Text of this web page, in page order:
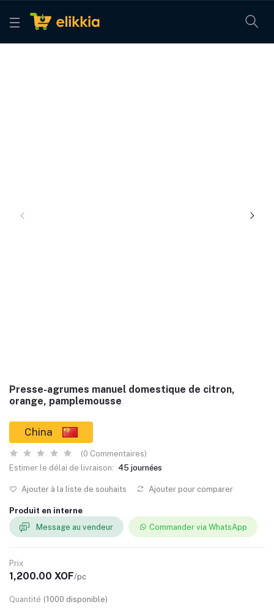
Presse-agrumes manuel domestique de citron,
orange, pamplemousse
China
(0 Commentaires)
Estimer le délai de livraison: 45 journées
Ajouter à la liste de souhaits Ajouter pour comparer
Produit en interne
Message au vendeur
Commander via WhatsApp
Prix
1,200.00 XOF/pc
Quantité (1000 disponible)